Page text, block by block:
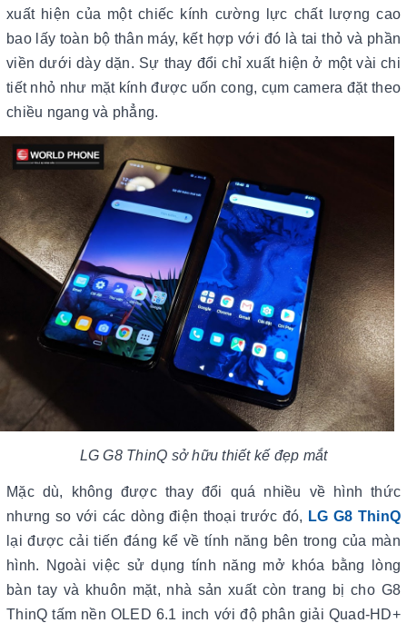
xuất hiện của một chiếc kính cường lực chất lượng cao
bao lấy toàn bộ thân máy, kết hợp với đó là tai thỏ và phần
viền dưới dày dặn. Sự thay đổi chỉ xuất hiện ở một vài chi
tiết nhỏ như mặt kính được uốn cong, cụm camera đặt theo
chiều ngang và phẳng.
LG G8 ThinQ sở hữu thiết kế đẹp mắt
Mặc dù, không được thay đổi quá nhiều về hình thức
nhưng so với các dòng điện thoại trước đó, LG G8 ThinQ
lại được cải tiến đáng kể về tính năng bên trong của màn
hình. Ngoài việc sử dụng tính năng mở khóa bằng lòng
bàn tay và khuôn mặt, nhà sản xuất còn trang bị cho G8
ThinQ tấm nền OLED 6.1 inch với độ phân giải Quad-HD+